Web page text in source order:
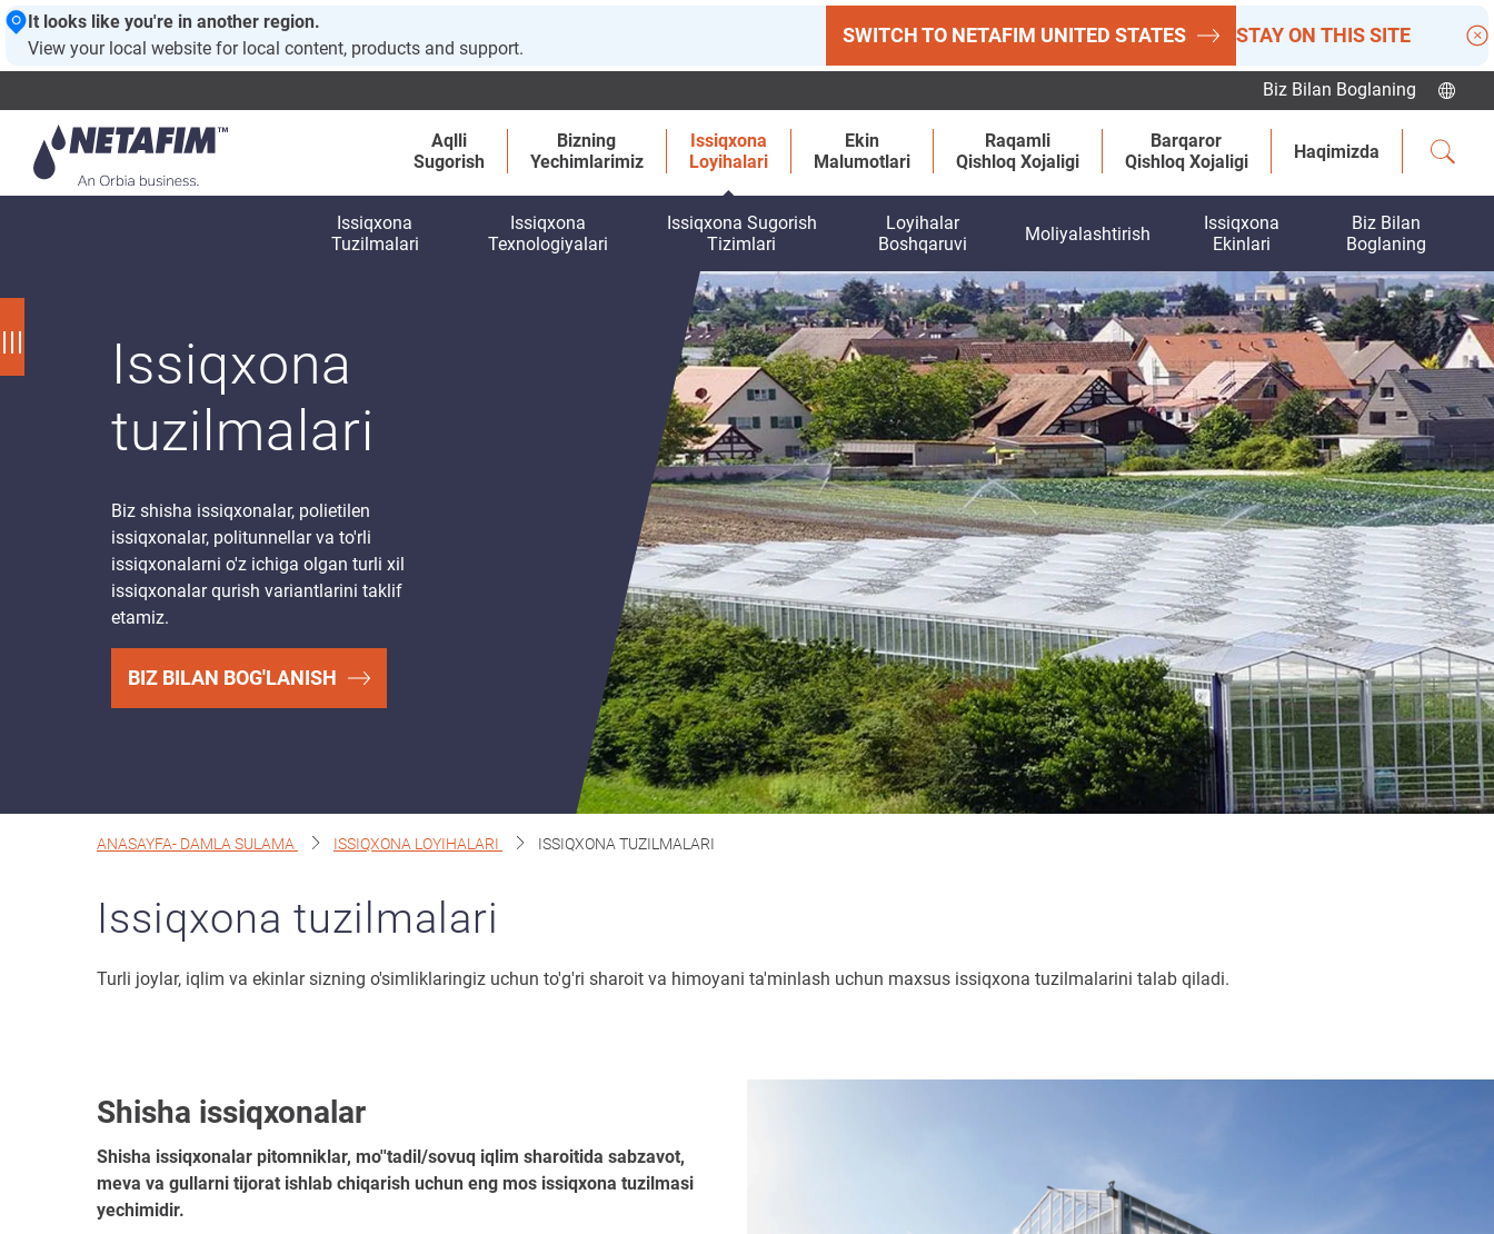
It looks like you're in another region.
View your local website for local content, products and support.
SWITCH TO NETAFIM UNITED STATES STAY ON THIS SITE
Aqlli
Sugorish
Bizning
Yechimlarimiz
Issiqxona
Loyihalari
Issiqxona
Tuzilmalari
Issiqxona
Texnologiyalari
Issiqxona Sugorish
Tizimlari
Loyihalar
Boshqaruvi
Moliyalashtirish
Issiqxona
Ekinlari
Biz Bilan
Boglaning
Ekin
Malumotlari
Raqamli
Qishloq Xojaligi
Barqaror
Qishloq Xojaligi
Haqimizda
Biz Bilan Boglaning
Issiqxona
tuzilmalari
Biz shisha issiqxonalar, polietilen
issiqxonalar, politunnellar va to'rli
issiqxonalarni o'z ichiga olgan turli xil
issiqxonalar qurish variantlarini taklif
etamiz.
BIZ BILAN BOG'LANISH
ANASAYFA- DAMLA SULAMA ISSIQXONA LOYIHALARI ISSIQXONA TUZILMALARI
Issiqxona tuzilmalari
Turli joylar, iqlim va ekinlar sizning o'simliklaringiz uchun to'g'ri sharoit va himoyani ta'minlash uchun maxsus issiqxona tuzilmalarini talab qiladi.
Shisha issiqxonalar
Shisha issiqxonalar pitomniklar, mo''tadil/sovuq iqlim sharoitida sabzavot,
meva va gullarni tijorat ishlab chiqarish uchun eng mos issiqxona tuzilmasi
yechimidir.